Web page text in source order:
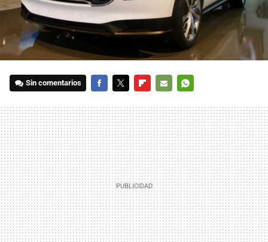
Sin comentarios
MAIL